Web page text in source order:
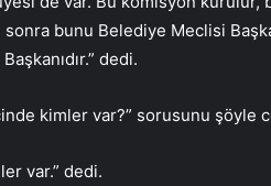
bunu Belediye Meclisi
dedi.
kimler var?” sorusunu şöyle
var.” dedi.